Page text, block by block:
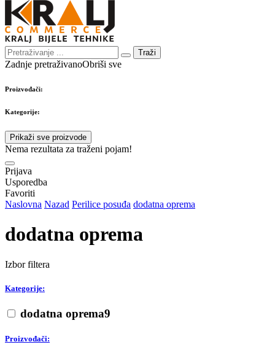
Traži
Zadnje pretraživanoObriši sve
Proizvođači:
Kategorije:
Prikaži sve proizvode
Nema rezultata za traženi pojam!
Prijava
Usporedba
Favoriti
Naslovna Nazad Perilice posuđa dodatna oprema
dodatna oprema
Izbor filtera
Kategorije:
dodatna oprema9
Proizvođači: